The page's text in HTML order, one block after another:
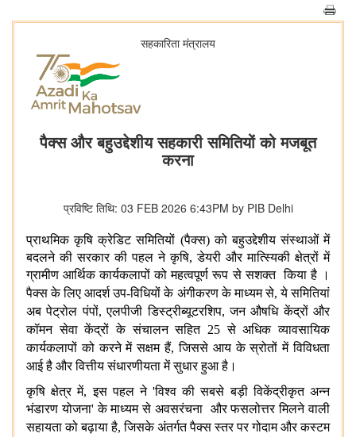
सहकारिता मंत्रालय
पैक्स और बहुउद्देशीय सहकारी समितियों को मजबूत
करना
प्रविष्टि तिथि: 03 FEB 2026 6:43PM by PIB Delhi
प्राथमिक कृषि क्रेडिट समितियों (पैक्स) को बहुउद्देशीय संस्थाओं में
बदलने की सरकार की पहल ने कृषि, डेयरी और मात्स्यिकी क्षेत्रों में
ग्रामीण आर्थिक कार्यकलापों को महत्वपूर्ण रूप से सशक्त किया है ।
पैक्स के लिए आदर्श उप-विधियों के अंगीकरण के माध्यम से, ये समितियां
अब पेट्रोल पंपों, एलपीजी डिस्ट्रीब्यूटरशिप, जन औषधि केंद्रों और
कॉमन सेवा केंद्रों के संचालन सहित 25 से अधिक व्यावसायिक
कार्यकलापों को करने में सक्षम हैं, जिससे आय के स्रोतों में विविधता
आई है और वित्तीय संधारणीयता में सुधार हुआ है।
कृषि क्षेत्र में, इस पहल ने 'विश्व की सबसे बड़ी विकेंद्रीकृत अन्न
भंडारण योजना' के माध्यम से अवसरंचना और फसलोत्तर मिलने वाली
सहायता को बढ़ाया है, जिसके अंतर्गत पैक्स स्तर पर गोदाम और कस्टम